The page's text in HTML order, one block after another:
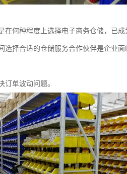
何种程度上选择电子商务仓储，已成
择合适的仓储服务合作伙伴是企业面
单波动问题。